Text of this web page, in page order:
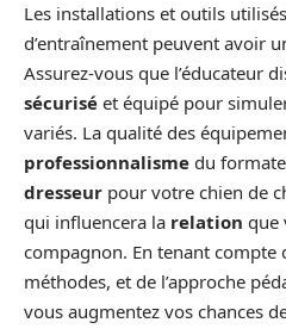
Les installations et outils
d’entraînement peuvent avoir
Assurez-vous que l’éducateur
sécurisé et équipé pour
variés. La qualité des
professionnalisme du
dresseur pour votre chien de
qui influencera la relation que
compagnon. En tenant compte
méthodes, et de l’approche
vous augmentez vos chances